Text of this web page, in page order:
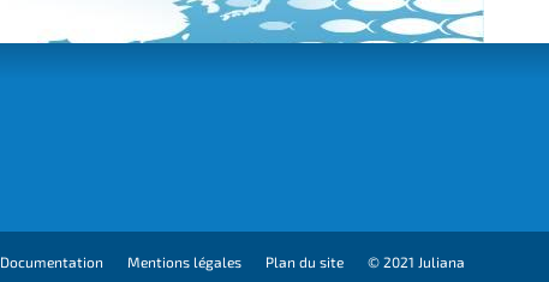
Documentation Mentions légales Plan du site © 2021 Juliana